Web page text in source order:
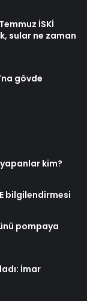
İSKİ
sular ne zaman
gövde
kim?
bilgilendirmesi
pompaya
İmar